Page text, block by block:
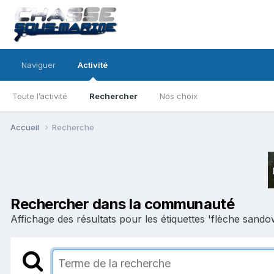
Naviguer Activité
Toute l’activité Rechercher Nos choix
Accueil Recherche
Rechercher dans la communauté
Affichage des résultats pour les étiquettes 'flèche